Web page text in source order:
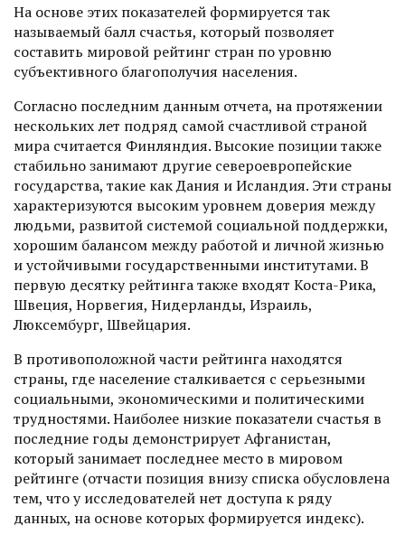
На основе этих показателей формируется так
называемый балл счастья, который позволяет
составить мировой рейтинг стран по уровню
субъективного благополучия населения.
Согласно последним данным отчета, на протяжении
нескольких лет подряд самой счастливой страной
мира считается Финляндия. Высокие позиции также
стабильно занимают другие североевропейские
государства, такие как Дания и Исландия. Эти страны
характеризуются высоким уровнем доверия между
людьми, развитой системой социальной поддерж­ки,
хорошим балансом между работой и личной жизнью
и устойчивыми государственными институтами. В
первую десятку рейтинга также входят Коста-Рика,
Швеция, Норвегия, Нидерланды, Из­раиль,
Люксембург, Швейцария.
В противоположной части рейтинга находятся
страны, где население сталкивается с серьезными
социальными, экономическими и политическими
трудностями. Наиболее низкие показатели счастья в
последние годы демонстрирует Афганистан,
который занимает последнее место в мировом
рейтинге (отчасти позиция внизу списка обусловлена
тем, что у исследователей нет доступа к ряду
данных, на основе которых формируется индекс).